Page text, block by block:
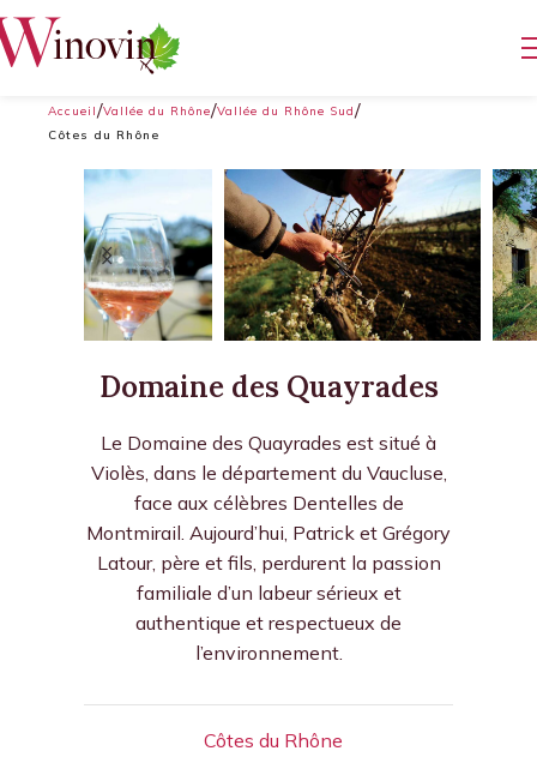
Accueil Vallée du Rhône Vallée du Rhône Sud
Côtes du Rhône
Domaine des Quayrades
Le Domaine des Quayrades est situé à
Violès, dans le département du Vaucluse,
face aux célèbres Dentelles de
Montmirail. Aujourd’hui, Patrick et Grégory
Latour, père et fils, perdurent la passion
familiale d’un labeur sérieux et
authentique et respectueux de
l’environnement.
Côtes du Rhône